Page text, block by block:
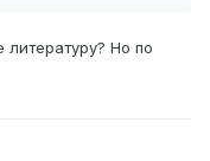
литературу? Но по